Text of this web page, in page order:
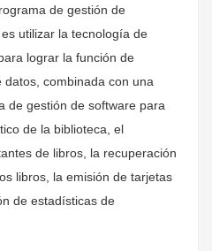
de gestión de
utilizar la tecnología de
lograr la función de
combinada con una
de gestión de software para
de la biblioteca, el
de libros, la recuperación
libros, la emisión de tarjetas
de estadísticas de